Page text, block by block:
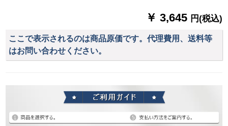
￥ 3,645 円(税込)
ここで表示されるのは商品原価です。代理費用、送料等
はお問い合わせください。